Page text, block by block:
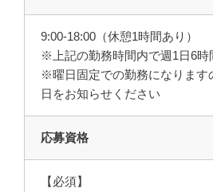
9:00-18:00（休憩1時間あり）
※上記の勤務時間内で週1日6時
※曜日固定での勤務になります
日をお知らせください
応募資格
【必須】